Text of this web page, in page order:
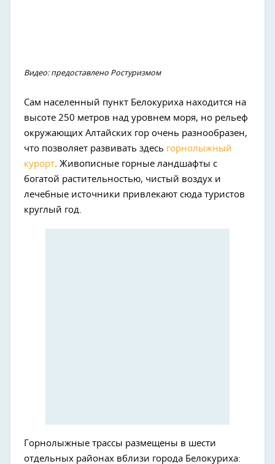
Видео: предоставлено Ростуризмом
Сам населенный пункт Белокуриха находится на
высоте 250 метров над уровнем моря, но рельеф
окружающих Алтайских гор очень разнообразен,
что позволяет развивать здесь горнолыжный
курорт . Живописные горные ландшафты с
богатой растительностью, чистый воздух и
лечебные источники привлекают сюда туристов
круглый год.
Горнолыжные трассы размещены в шести
отдельных районах вблизи города Белокуриха: